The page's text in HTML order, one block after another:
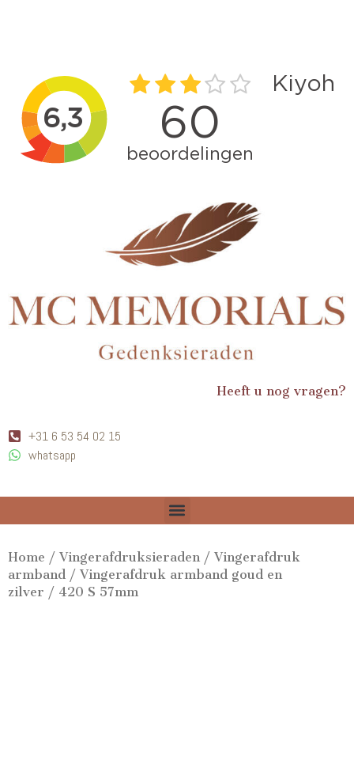
Heeft u nog vragen?
+31 6 53 54 02 15
whatsapp
Home / Vingerafdruksieraden / Vingerafdruk
armband / Vingerafdruk armband goud en
zilver / 420 S 57mm